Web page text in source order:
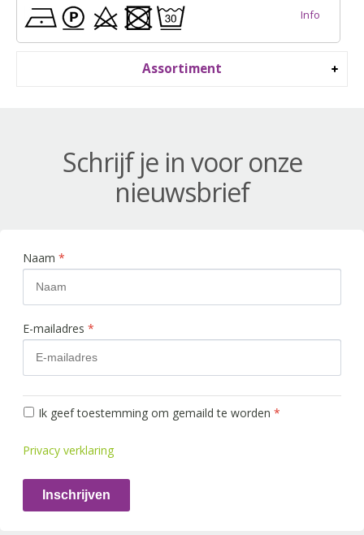
Assortiment
Info
Schrijf je in voor onze
nieuwsbrief
Naam *
E-mailadres *
Ik geef toestemming om gemaild te worden *
Privacy verklaring
Inschrijven